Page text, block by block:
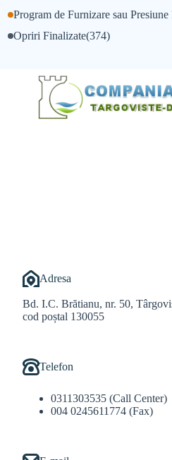
Opriri Finalizate(374)
Program de Furnizare sau Presiune
Adresa
Bd. I.C. Brătianu, nr. 50,
cod poștal 130055
Telefon
0311303535 (Call Center)
004 0245611774 (Fax)